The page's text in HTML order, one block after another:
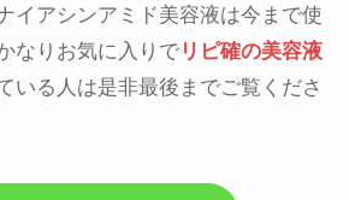
イアシンアミド美容液は今まで使
なりお気に入りでリピ確の美容液
いる人は是非最後までご覧くださ